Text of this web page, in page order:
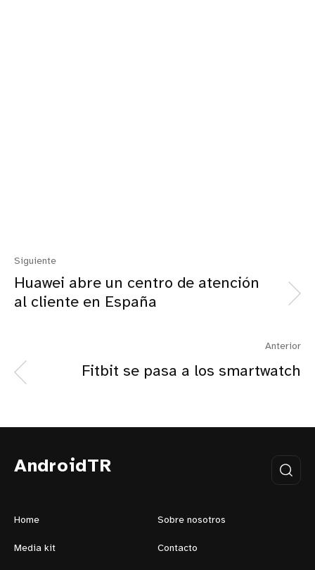
Siguiente
Huawei abre un centro de atención
al cliente en España
Anterior
Fitbit se pasa a los smartwatch
AndroidTR
Home Sobre nosotros
Media kit Contacto